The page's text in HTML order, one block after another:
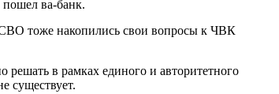
ва-банк.
тоже накопились свои вопросы к ЧВК
в рамках единого и авторитетного
существует.